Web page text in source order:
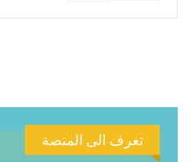
تعرف الى المنصة